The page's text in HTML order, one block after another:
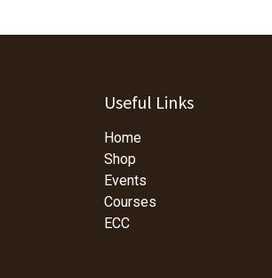
Useful Links
Home
Shop
Events
Courses
ECC